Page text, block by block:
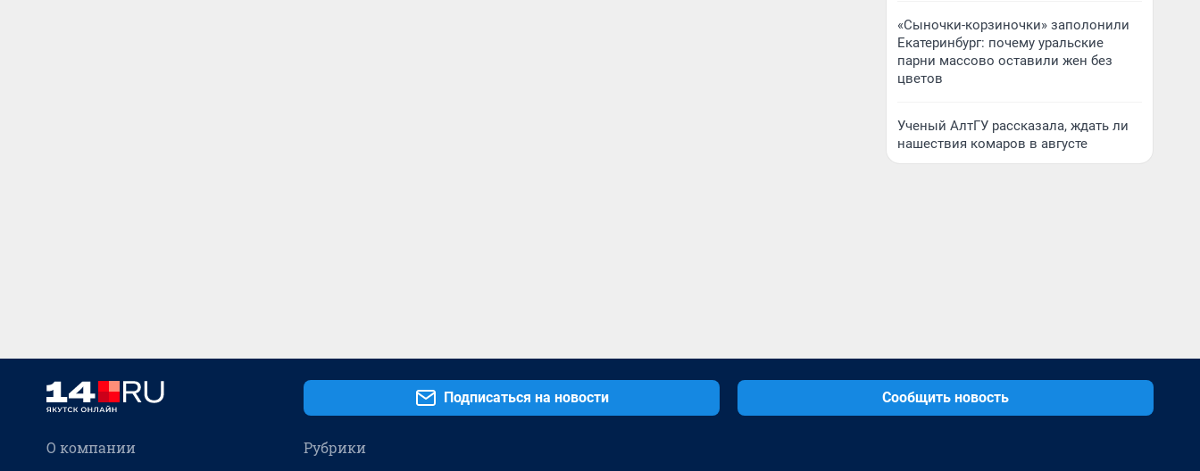
«Сыночки-корзиночки» заполонили
Екатеринбург: почему уральские
парни массово оставили жен без
цветов
Ученый АлтГУ рассказала, ждать ли
нашествия комаров в августе
Подписаться на новости Сообщить новость
О компании Рубрики